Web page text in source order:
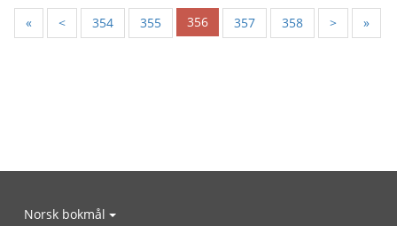
« < 354 355 356 357 358 > »
Norsk bokmål